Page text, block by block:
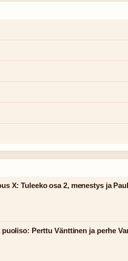
X: Tuleeko osa 2, menestys ja
Perttu Vänttinen ja perhe